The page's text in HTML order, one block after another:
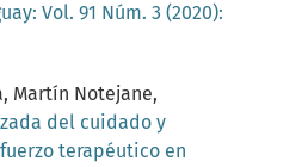
Vol. 91 Núm. 3 (2020):
Martín Notejane,
del cuidado y
terapéutico en